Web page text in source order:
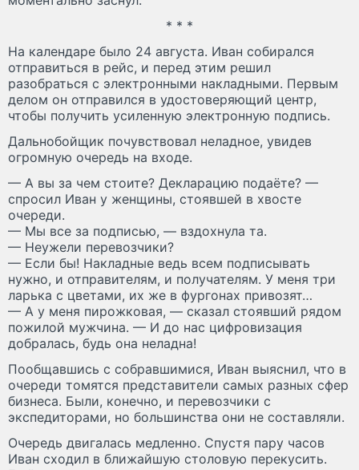
* * *
На календаре было 24 августа. Иван собирался
отправиться в рейс, и перед этим решил
разобраться с электронными накладными. Первым
делом он отправился в удостоверяющий центр,
чтобы получить усиленную электронную подпись.
Дальнобойщик почувствовал неладное, увидев
огромную очередь на входе.
— А вы за чем стоите? Декларацию подаёте? —
спросил Иван у женщины, стоявшей в хвосте
очереди.
— Мы все за подписью, — вздохнула та.
— Неужели перевозчики?
— Если бы! Накладные ведь всем подписывать
нужно, и отправителям, и получателям. У меня три
ларька с цветами, их же в фургонах привозят…
— А у меня пирожковая, — сказал стоявший рядом
пожилой мужчина. — И до нас цифровизация
добралась, будь она неладна!
Пообщавшись с собравшимися, Иван выяснил, что в
очереди томятся представители самых разных сфер
бизнеса. Были, конечно, и перевозчики с
экспедиторами, но большинства они не составляли.
Очередь двигалась медленно. Спустя пару часов
Иван сходил в ближайшую столовую перекусить.